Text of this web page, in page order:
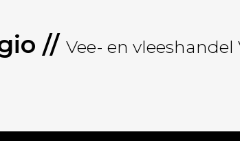
// Vee- en vleeshandel